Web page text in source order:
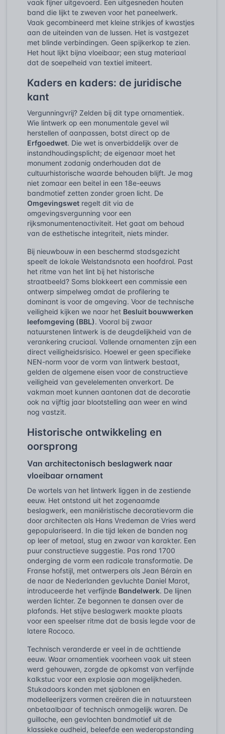
vaak fijner uitgevoerd. Een uitgesneden houten
band die lijkt te zweven voor het paneelwerk.
Vaak gecombineerd met kleine strikjes of kwastjes
aan de uiteinden van de lussen. Het is vastgezet
met blinde verbindingen. Geen spijkerkop te zien.
Het hout lijkt bijna vloeibaar; een stug materiaal
dat de soepelheid van textiel imiteert.
Kaders en kaders: de juridische
kant
Vergunningvrij? Zelden bij dit type ornamentiek.
Wie lintwerk op een monumentale gevel wil
herstellen of aanpassen, botst direct op de
Erfgoedwet. Die wet is onverbiddelijk over de
instandhoudingsplicht; de eigenaar moet het
monument zodanig onderhouden dat de
cultuurhistorische waarde behouden blijft. Je mag
niet zomaar een beitel in een 18e-eeuws
bandmotief zetten zonder groen licht. De
Omgevingswet regelt dit via de
omgevingsvergunning voor een
rijksmonumentenactiviteit. Het gaat om behoud
van de esthetische integriteit, niets minder.
Bij nieuwbouw in een beschermd stadsgezicht
speelt de lokale Welstandsnota een hoofdrol. Past
het ritme van het lint bij het historische
straatbeeld? Soms blokkeert een commissie een
ontwerp simpelweg omdat de profilering te
dominant is voor de omgeving. Voor de technische
veiligheid kijken we naar het Besluit bouwwerken
leefomgeving (BBL). Vooral bij zwaar
natuurstenen lintwerk is de deugdelijkheid van de
verankering cruciaal. Vallende ornamenten zijn een
direct veiligheidsrisico. Hoewel er geen specifieke
NEN-norm voor de vorm van lintwerk bestaat,
gelden de algemene eisen voor de constructieve
veiligheid van gevelelementen onverkort. De
vakman moet kunnen aantonen dat de decoratie
ook na vijftig jaar blootstelling aan weer en wind
nog vastzit.
Historische ontwikkeling en
oorsprong
Van architectonisch beslagwerk naar
vloeibaar ornament
De wortels van het lintwerk liggen in de zestiende
eeuw. Het ontstond uit het zogenaamde
beslagwerk, een maniëristische decoratievorm die
door architecten als Hans Vredeman de Vries werd
gepopulariseerd. In die tijd leken de banden nog
op leer of metaal, stug en zwaar van karakter. Een
puur constructieve suggestie. Pas rond 1700
onderging de vorm een radicale transformatie. De
Franse hofstijl, met ontwerpers als Jean Bérain en
de naar de Nederlanden gevluchte Daniel Marot,
introduceerde het verfijnde Bandelwerk. De lijnen
werden lichter. Ze begonnen te dansen over de
plafonds. Het stijve beslagwerk maakte plaats
voor een speelser ritme dat de basis legde voor de
latere Rococo.
Technisch veranderde er veel in de achttiende
eeuw. Waar ornamentiek voorheen vaak uit steen
werd gehouwen, zorgde de opkomst van verfijnde
kalkstuc voor een explosie aan mogelijkheden.
Stukadoors konden met sjablonen en
modelleerijzers vormen creëren die in natuursteen
onbetaalbaar of technisch onmogelijk waren. De
guilloche, een gevlochten bandmotief uit de
klassieke oudheid, beleefde een wederopstanding